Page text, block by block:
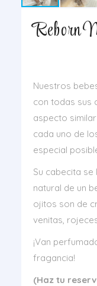
Reborn
Nuestros
con todas sus
aspecto
cada uno de
especial
Su cabecita
natural de un
ojitos son de
venitas,
¡Van
fragancia!
(Haz tu